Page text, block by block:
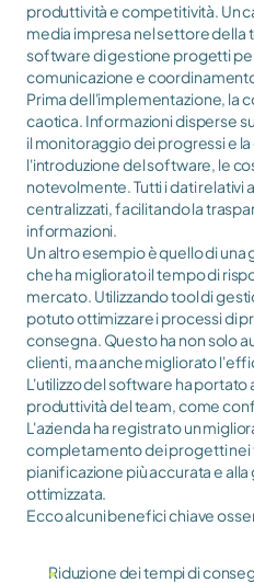
produttività e competitività. Un
media impresa nel settore della
software di gestione progetti
comunicazione e
Prima dell'implementazione, la
caotica. Informazioni disperse
il monitoraggio dei progressi e
l'introduzione del software, le
notevolmente. Tutti i dati relativi
centralizzati, facilitando la
informazioni.
Un altro esempio è quello di
che ha migliorato il tempo di
mercato. Utilizzando tool di
potuto ottimizzare i processi di
consegna. Questo ha non solo
clienti, ma anche migliorato
L'utilizzo del software ha
produttività del team, come
L'azienda ha registrato un
completamento dei progetti nei
pianificazione più accurata e
ottimizzata.
Ecco alcuni benefici chiave
Riduzione dei tempi di